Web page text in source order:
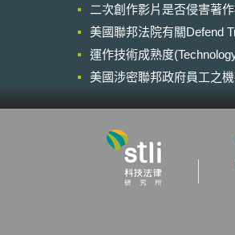
隨時確認半導體供應鏈之
而，由於歐盟係由眾多不同
組成，各成員國間訊息的
其他單一國家可能較為緩
定創建半導體供應鏈示警
半導體供應鏈資訊以解決
產業中的早期半導體短缺
惟個別產業常常單獨誇大或
的發生可能性，對此，EC
半導體專家小組（
Semiconductor Expert
ESEG），協助收集各半導
二次創作影片是否侵害著
美國聯邦法院有關Defend
運作技術成熟度
美國涉密聯邦政府員工之